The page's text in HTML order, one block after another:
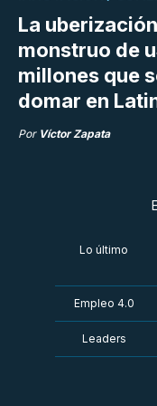
La
monstruo de
millones que
domar en
Por Víctor Zapata
Lo último
Empleo 4.0
Leaders